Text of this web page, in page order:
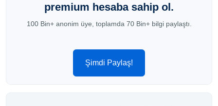
premium hesaba sahip ol.
100 Bin+ anonim üye, toplamda 70 Bin+ bilgi paylaştı.
Şimdi Paylaş!